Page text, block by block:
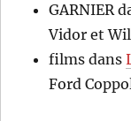
GARNIER
Vidor et
films dans
Ford